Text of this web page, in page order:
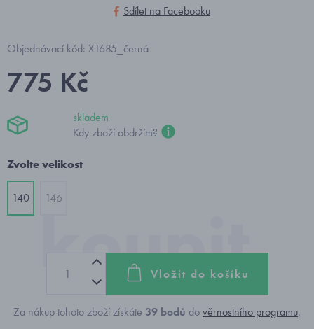
Sdílet na Facebooku
Objednávací kód: X1685_černá
775 Kč
skladem
Kdy zboží obdržím?
Zvolte velikost
140 146
Vložit do košíku
Za nákup tohoto zboží získáte 39 bodů dověrnostního programu.